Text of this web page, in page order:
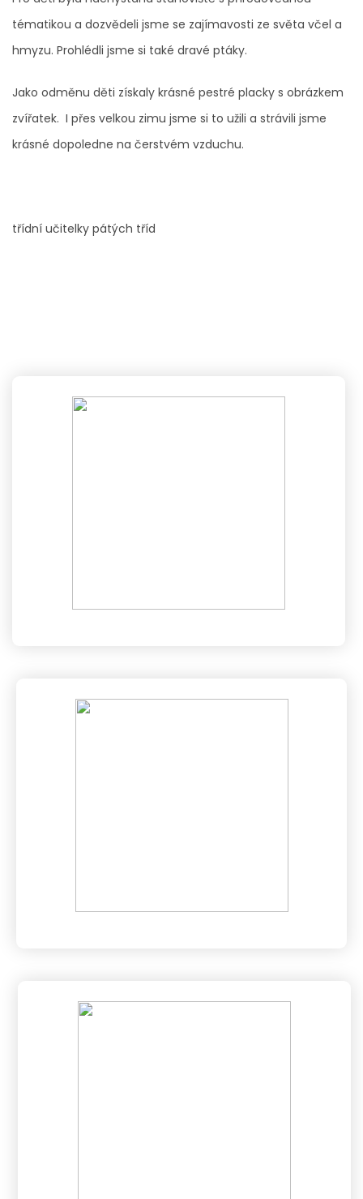
tématikou a dozvědeli jsme se zajímavosti ze světa včel a
hmyzu. Prohlédli jsme si také dravé ptáky.
Jako odměnu děti získaly krásné pestré placky s obrázkem
zvířatek. I přes velkou zimu jsme si to užili a strávili jsme
krásné dopoledne na čerstvém vzduchu.
třídní učitelky pátých tříd